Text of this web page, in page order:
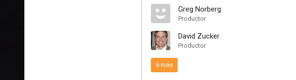
Greg Norberg
Productor
David Zucker
Productor
6 más